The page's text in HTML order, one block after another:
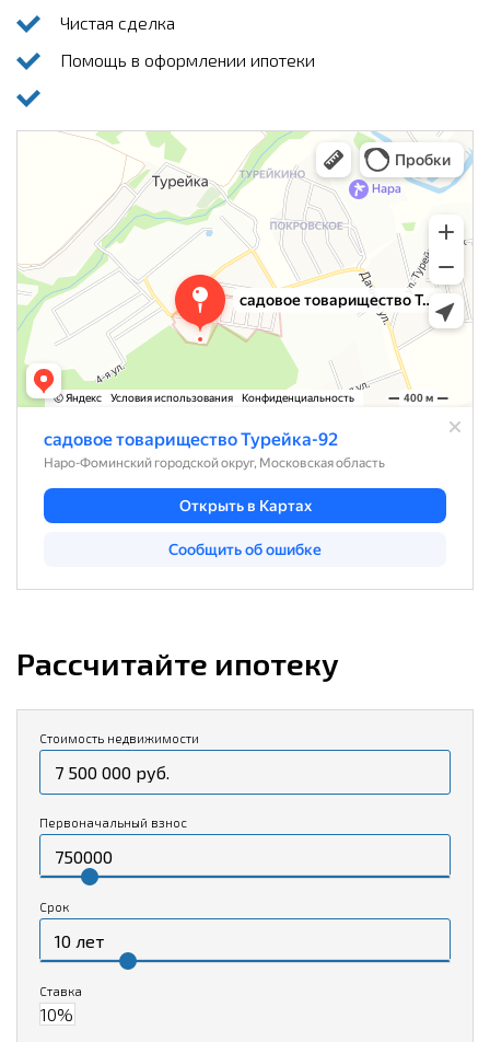
Чистая сделка
Помощь в оформлении ипотеки
Рассчитайте ипотеку
Стоимость недвижимости
Первоначальный взнос
Срок
Ставка